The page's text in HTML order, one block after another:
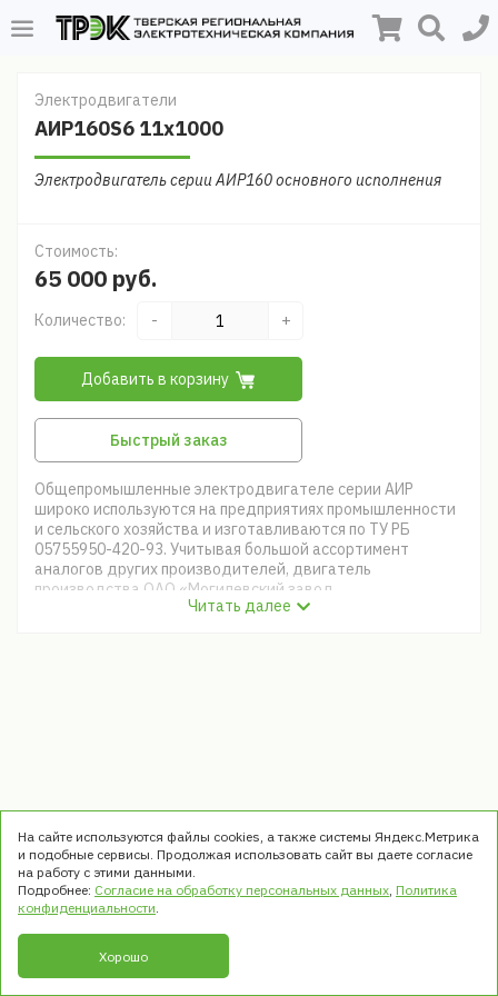
Электродвигатели
АИР160S6 11х1000
Электродвигатель серии АИР160 основного исполнения
Стоимость:
65 000 руб.
Количество: - +
Добавить в корзину
Быстрый заказ
Общепромышленные электродвигателе серии АИР
широко используются на предприятиях промышленности
и сельского хозяйства и изготавливаются по ТУ РБ
05755950-420-93. Учитывая большой ассортимент
аналогов других производителей, двигатель
производства ОАО «Могилевский завод
«Электродвигатель» Республика Беларусь заметно
Читать далее
© ООО «ТРЭК». Все права защищены
На сайте используются файлы cookies, а также системы Яндекс.Метрика
и подобные сервисы. Продолжая использовать сайт вы даете согласие
на работу с этими данными.
Подробнее: Согласие на обработку персональных данных, Политика
конфиденциальности.
Хорошо